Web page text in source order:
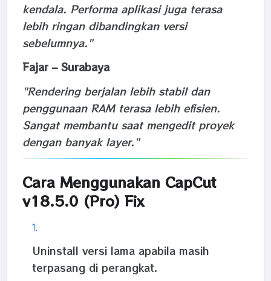
kendala. Performa aplikasi juga terasa
lebih ringan dibandingkan versi
sebelumnya."
Fajar – Surabaya
"Rendering berjalan lebih stabil dan
penggunaan RAM terasa lebih efisien.
Sangat membantu saat mengedit proyek
dengan banyak layer."
Cara Menggunakan CapCut
v18.5.0 (Pro) Fix
Uninstall versi lama apabila masih
terpasang di perangkat.